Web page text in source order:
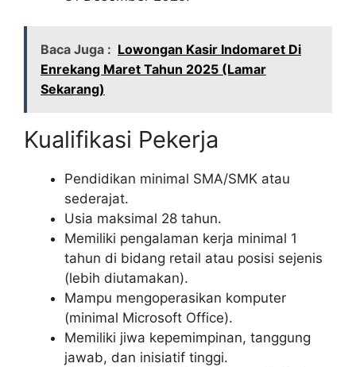
Baca Juga : Lowongan Kasir Indomaret Di
Enrekang Maret Tahun 2025 (Lamar
Sekarang)
Kualifikasi Pekerja
Pendidikan minimal SMA/SMK atau
sederajat.
Usia maksimal 28 tahun.
Memiliki pengalaman kerja minimal 1
tahun di bidang retail atau posisi sejenis
(lebih diutamakan).
Mampu mengoperasikan komputer
(minimal Microsoft Office).
Memiliki jiwa kepemimpinan, tanggung
jawab, dan inisiatif tinggi.